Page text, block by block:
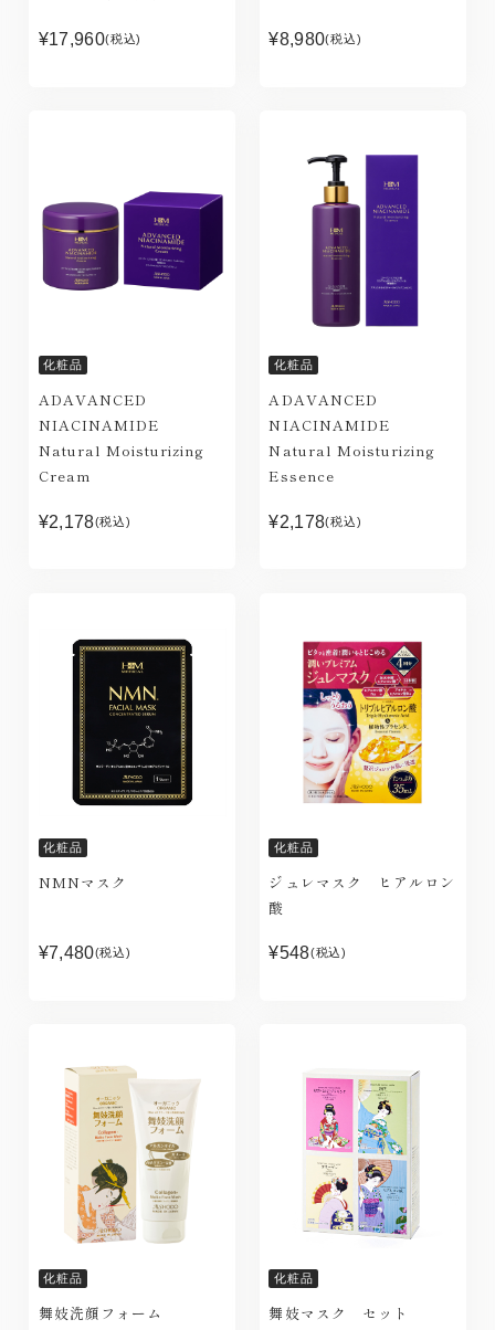
¥17,960(税込) ¥8,980(税込)
化粧品
ADAVANCED
NIACINAMIDE
Natural Moisturizing
Cream
¥2,178(税込)
化粧品
ADAVANCED
NIACINAMIDE
Natural Moisturizing
Essence
¥2,178(税込)
化粧品
NMNマスク
¥7,480(税込)
化粧品
ジュレマスク ヒアルロン
酸
¥548(税込)
化粧品
舞妓洗顔フォーム
化粧品
舞妓マスク セット